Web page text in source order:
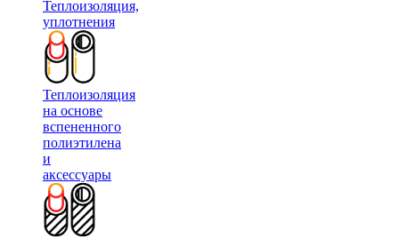
Теплоизоляция,
уплотнения
Теплоизоляция
на основе
вспененного
полиэтилена
и
аксессуары